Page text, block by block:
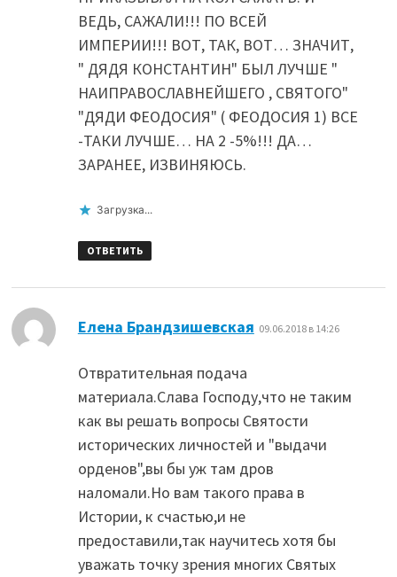
ВЕДЬ, САЖАЛИ!!! ПО ВСЕЙ
ИМПЕРИИ!!! ВОТ, ТАК, ВОТ… ЗНАЧИТ,
" ДЯДЯ КОНСТАНТИН" БЫЛ ЛУЧШЕ "
НАИПРАВОСЛАВНЕЙШЕГО , СВЯТОГО"
"ДЯДИ ФЕОДОСИЯ" ( ФЕОДОСИЯ 1) ВСЕ
-ТАКИ ЛУЧШЕ… НА 2 -5%!!! ДА…
ЗАРАНЕЕ, ИЗВИНЯЮСЬ.
Загрузка...
ОТВЕТИТЬ
Елена Брандзишевская 09.06.2018 в 14:26
Отвратительная подача
материала.Слава Господу,что не таким
как вы решать вопросы Святости
исторических личностей и "выдачи
орденов",вы бы уж там дров
наломали.Но вам такого права в
Истории, к счастью,и не
предоставили,так научитесь хотя бы
уважать точку зрения многих Святых